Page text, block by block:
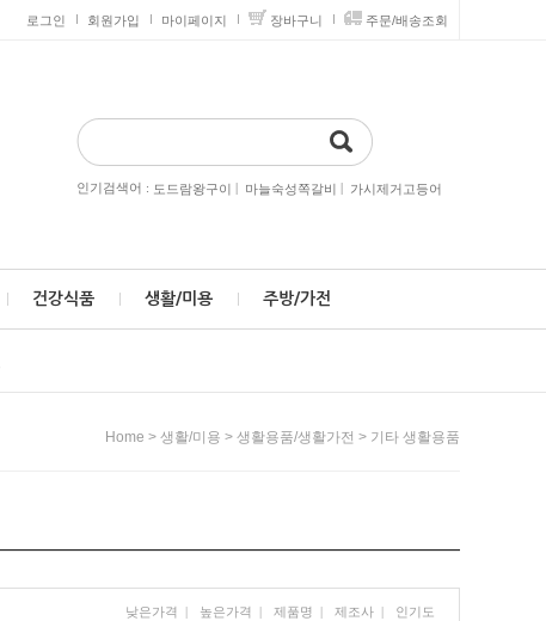
로그인 회원가입 마이페이지 장바구니 주문/배송조회
인기검색어 : 도드람왕구이 | 마늘숙성쪽갈비 | 가시제거고등어
건강식품 생활/미용 주방/가전
Home > 생활/미용 > 생활용품/생활가전 > 기타 생활용품
낮은가격 높은가격 제품명 제조사 인기도